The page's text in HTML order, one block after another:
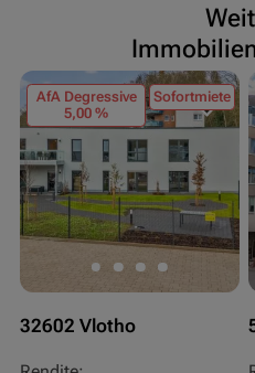
AfA Degressive
5,00 %
Sofortmiete
32602 Vlotho